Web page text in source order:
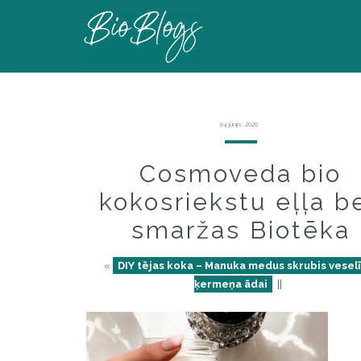
04 jūnijs, 2020
Cosmoveda bio
kokosriekstu eļļa
smaržas Biotēka
«
DIY tējas koka – Manuka medus skrubis
ķermeņa ādai